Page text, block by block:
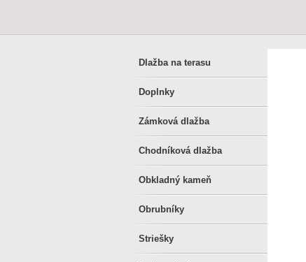
Dlažba na terasu
Doplnky
Zámková dlažba
Chodníková dlažba
Obkladný kameň
Obrubníky
Striešky